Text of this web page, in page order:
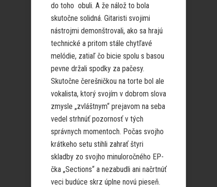
do toho obuli. A že nálož to bola
skutočne solidná. Gitaristi svojimi
nástrojmi demonštrovali, ako sa hrajú
technické a pritom stále chytľavé
melódie, zatiaľ čo bicie spolu s basou
pevne držali spodky za pačesy.
Skutočne čerešničkou na torte bol ale
vokalista, ktorý svojím v dobrom slova
zmysle „zvláštnym“ prejavom na seba
vedel strhnúť pozornosť v tých
správnych momentoch. Počas svojho
krátkeho setu stihli zahrať štyri
skladby zo svojho minuloročného EP-
čka „Sections“ a nezabudli ani načrtnúť
veci budúce skrz úplne novú pieseň.